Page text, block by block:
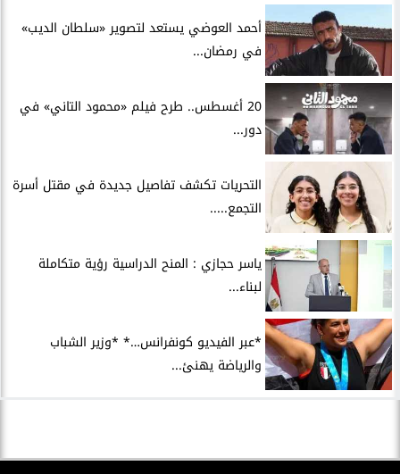
أحمد العوضي يستعد لتصوير «سلطان الديب»
في رمضان...
20 أغسطس.. طرح فيلم «محمود التاني» في
دور...
التحريات تكشف تفاصيل جديدة في مقتل أسرة
التجمع.....
ياسر حجازي : المنح الدراسية رؤية متكاملة
لبناء...
*عبر الفيديو كونفرانس…* *وزير الشباب
والرياضة يهنئ...